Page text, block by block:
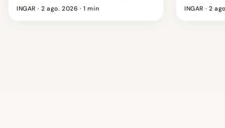
escritura definitiva. Plazos reales,
INGAR · 2 ago. 2026 · 1 min INGAR · 2